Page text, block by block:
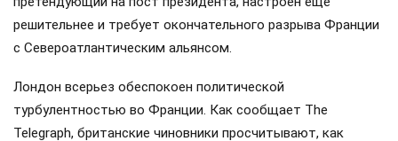
пролива. Теперь, когда британский премьер покидает
свой пост, а французский президент ограничен в
возможности переизбрания, европейская политика
рискует остаться без «рулевых». Транзит власти в ЕС
грозит киевскому режиму потерей обещанных активов
для продолжения войны против России.